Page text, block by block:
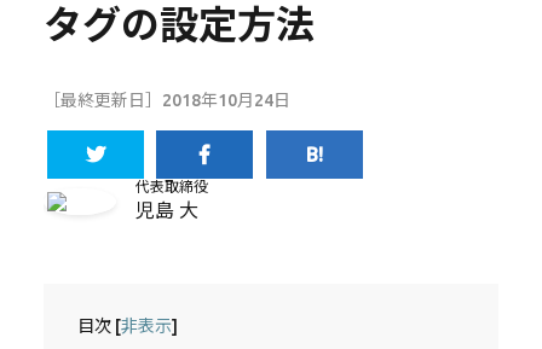
タグの設定方法
［最終更新日］2018年10月24日
代表取締役
児島 大
目次 [非表示]